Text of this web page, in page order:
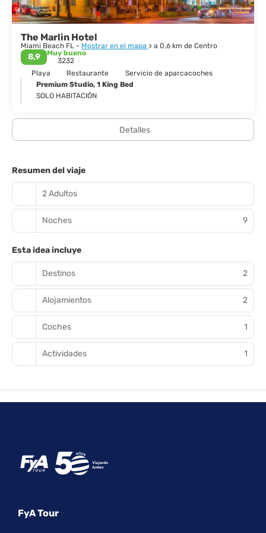
esto hace de Miami una de las ciudades más singulares e
The Marlin Hotel
Miami Beach FL - Mostrar en el mapa > a 0,6 km de Centro
8,9
Muy bueno
3232
Playa
Restaurante
Servicio de aparcacoches
Premium Studio, 1 King Bed
SOLO HABITACIÓN
Detalles
Resumen del viaje
2 Adultos
Noches 9
Esta idea incluye
Destinos 2
Alojamientos 2
Coches 1
Actividades 1
FyA Tour